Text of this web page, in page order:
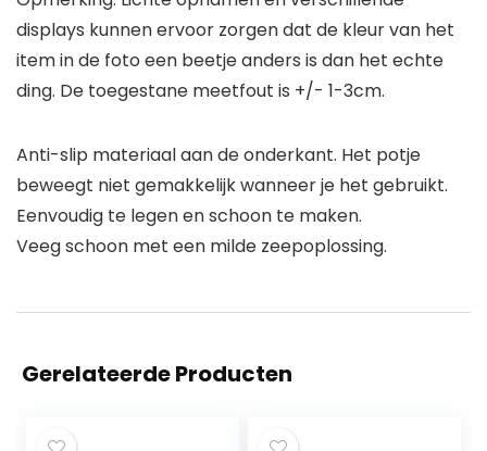
displays kunnen ervoor zorgen dat de kleur van het
item in de foto een beetje anders is dan het echte
ding. De toegestane meetfout is +/- 1-3cm.
Anti-slip materiaal aan de onderkant. Het potje
beweegt niet gemakkelijk wanneer je het gebruikt.
Eenvoudig te legen en schoon te maken.
Veeg schoon met een milde zeepoplossing.
Gerelateerde Producten